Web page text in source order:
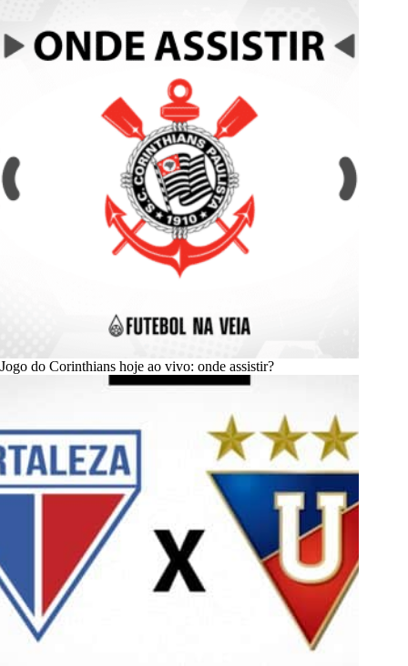
Jogo do Corinthians hoje ao vivo: onde assistir?